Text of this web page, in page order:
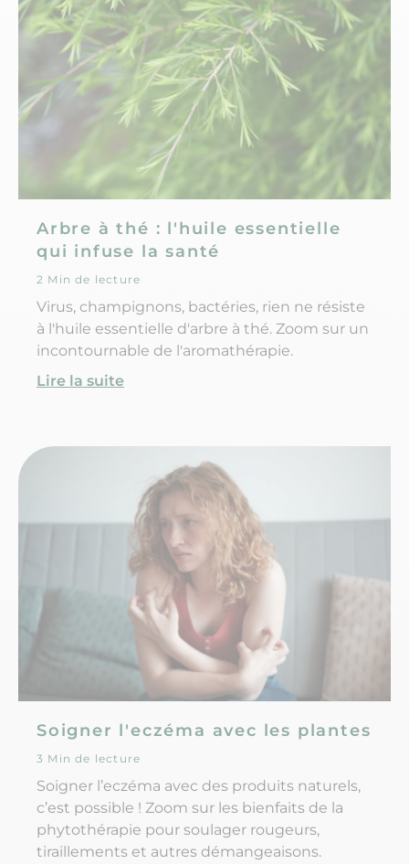
Arbre à thé : l'huile essentielle
qui infuse la santé
2 Min de lecture
Virus, champignons, bactéries, rien ne résiste
à l'huile essentielle d'arbre à thé. Zoom sur un
incontournable de l'aromathérapie.
Lire la suite
Soigner l'eczéma avec les plantes
3 Min de lecture
Soigner l’eczéma avec des produits naturels,
c’est possible ! Zoom sur les bienfaits de la
phytothérapie pour soulager rougeurs,
tiraillements et autres démangeaisons.